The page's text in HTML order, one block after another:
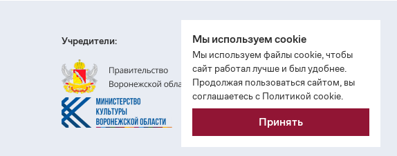
Учредители: Мы используем cookie
Мы используем файлы cookie, чтобы
сайт работал лучше и был удобнее.
Продолжая пользоваться сайтом, вы
соглашаетесь с Политикой cookie.
Принять